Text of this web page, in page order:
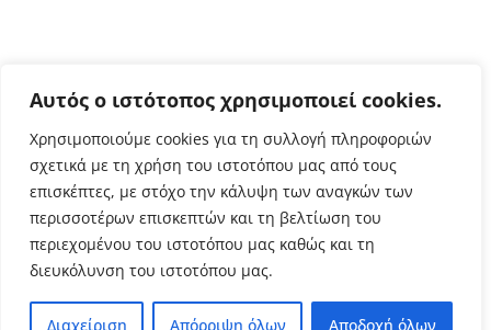
Αυτός ο ιστότοπος χρησιμοποιεί cookies.
Χρησιμοποιούμε cookies για τη συλλογή πληροφοριών
σχετικά με τη χρήση του ιστοτόπου μας από τους
επισκέπτες, με στόχο την κάλυψη των αναγκών των
περισσοτέρων επισκεπτών και τη βελτίωση του
περιεχομένου του ιστοτόπου μας καθώς και τη
διευκόλυνση του ιστοτόπου μας.
Διαχείριση Απόρριψη όλων Αποδοχή όλων